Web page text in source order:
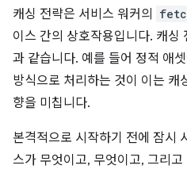
캐싱 전략은 서비스 워커의
이스 간의 상호작용입니다. 캐싱
과 같습니다. 예를 들어 정적 애
방식으로 처리하는 것이 이는 캐
향을 미칩니다.
본격적으로 시작하기 전에 잠시
스가 무엇이고, 무엇이고, 그리고